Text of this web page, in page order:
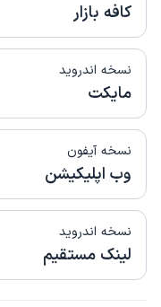
کافه بازار
نسخه اندروید
مایکت
نسخه آیفون
وب اپلیکیشن
نسخه اندروید
لینک مستقیم